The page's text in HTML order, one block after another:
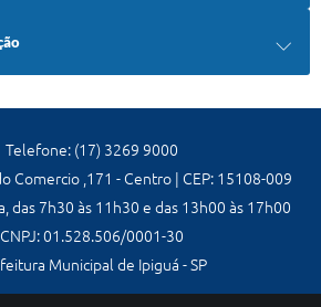
Telefone: (17) 3269 9000
Comercio ,171 - Centro | CEP: 15108-009
das 7h30 às 11h30 e das 13h00 às 17h00
CNPJ: 01.528.506/0001-30
Municipal de Ipiguá - SP